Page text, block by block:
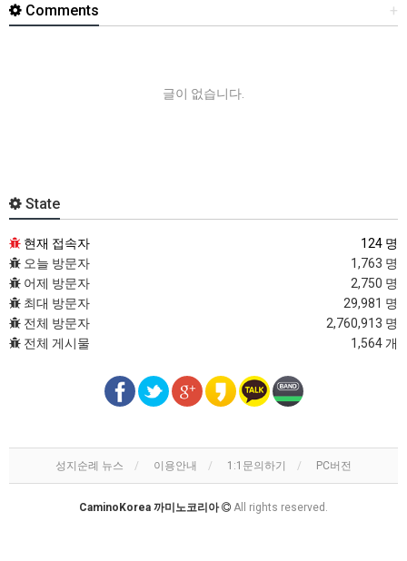
+
Comments
글이 없습니다.
State
현재 접속자
124 명
오늘 방문자
1,763 명
어제 방문자
2,750 명
최대 방문자
29,981 명
전체 방문자
2,760,913 명
전체 게시물
1,564 개
성지순례 뉴스 이용안내 1:1문의하기 PC버전
CaminoKorea 까미노코리아 All rights reserved.